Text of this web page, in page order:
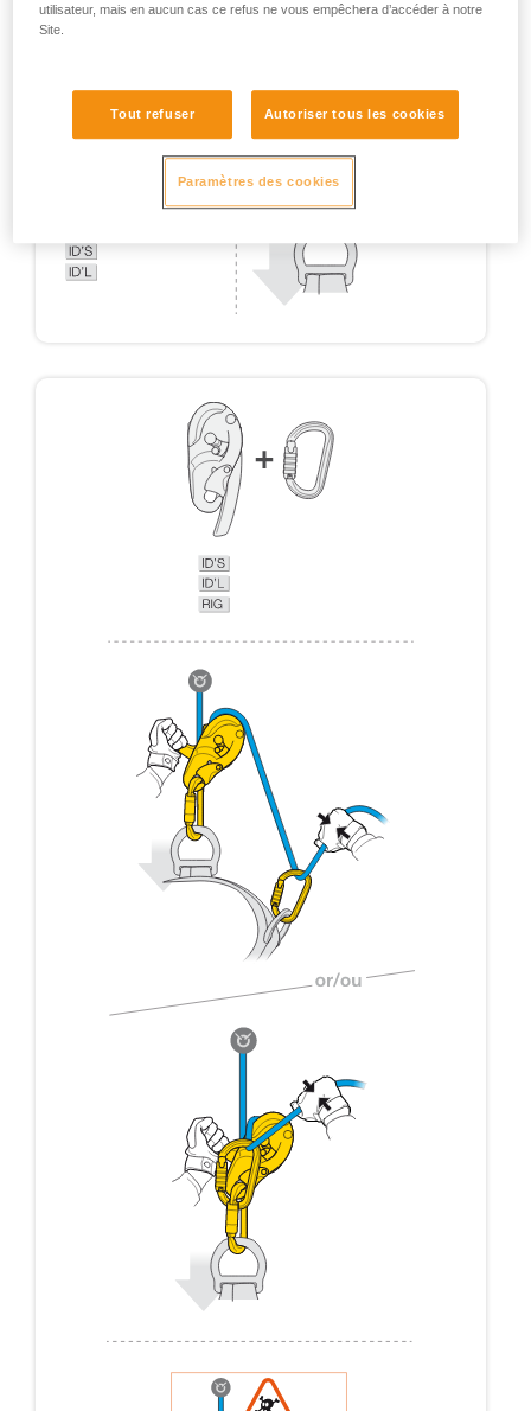
utilisateur, mais en aucun cas ce refus ne vous empêchera d’accéder à notre
Site.
Tout refuser Autoriser tous les cookies
Paramètres des cookies